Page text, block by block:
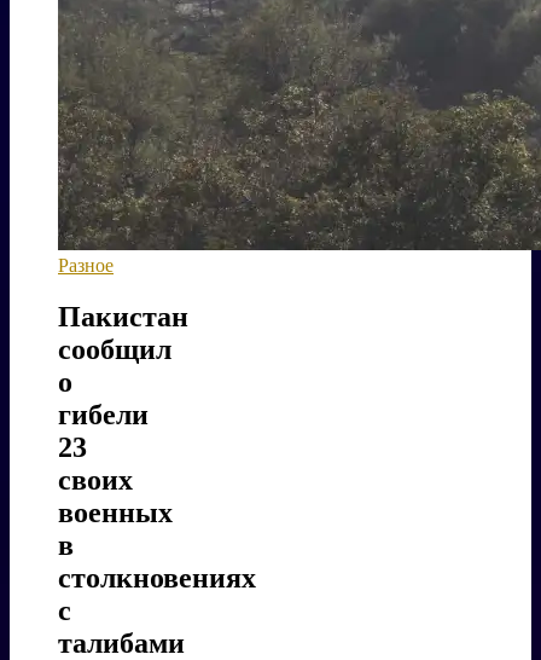
Разное
Пакистан
сообщил
о
гибели
23
своих
военных
в
столкновениях
с
талибами